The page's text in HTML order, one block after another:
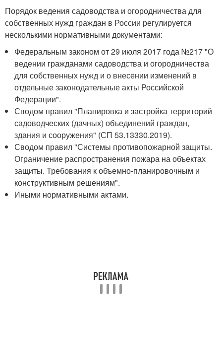
Порядок ведения садоводства и огородничества для
собственных нужд граждан в России регулируется
несколькими нормативными документами:
Федеральным законом от 29 июля 2017 года №217 "О
ведении гражданами садоводства и огородничества
для собственных нужд и о внесении изменений в
отдельные законодательные акты Российской
Федерации".
Сводом правил "Планировка и застройка территорий
садоводческих (дачных) объединений граждан,
здания и сооружения" (СП 53.13330.2019).
Сводом правил "Системы противопожарной защиты.
Ограничение распространения пожара на объектах
защиты. Требования к объемно-планировочным и
конструктивным решениям".
Иными нормативными актами.